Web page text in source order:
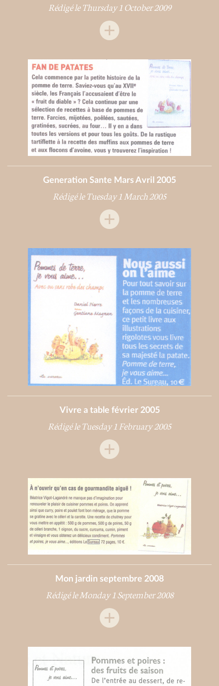
Rédigé le Thursday 1 October 2009
Generation Sante Mars Avril 2005
Rédigé le Tuesday 1 March 2005
Vivre a table février 2005
Rédigé le Tuesday 1 February 2005
Mon jardin septembre 2008
Rédigé le Monday 1 September 2008